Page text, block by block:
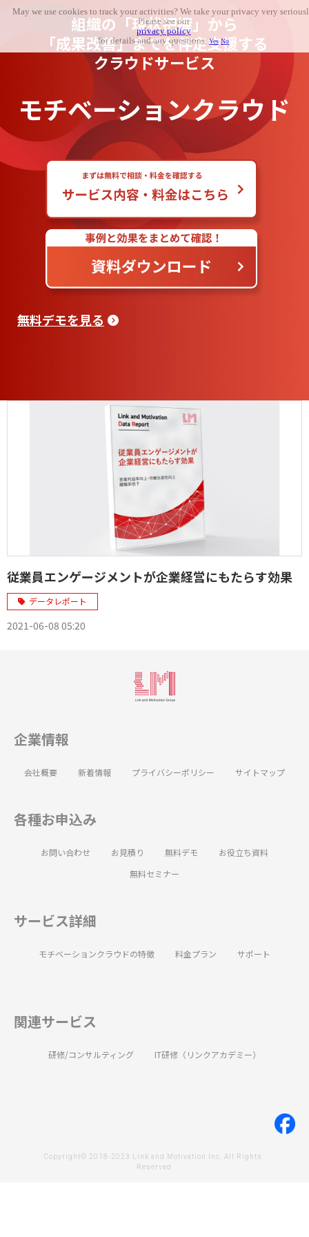
組織の「現状把握」から
「成果改善」までを伴走支援する
クラウドサービス
モチベーションクラウド
無料デモを見る
従業員エンゲージメントが企業経営にもたらす効果
データレポート
2021-06-08 05:20
企業情報
会社概要 新着情報 プライバシーポリシー サイトマップ
各種お申込み
お問い合わせ お見積り 無料デモ
お役立ち資料
無料セミナー
サービス詳細
モチベーションクラウドの特徴 料金プラン サポート
関連サービス
研修/コンサルティング IT研修（リンクアカデミー）
Copyright© 2018-2023 Link and Motivation Inc. All Rights
Reserved
May we use cookies to track your activities? We take your privacy very
Please see our
privacy policy
for details and any questions.Yes No